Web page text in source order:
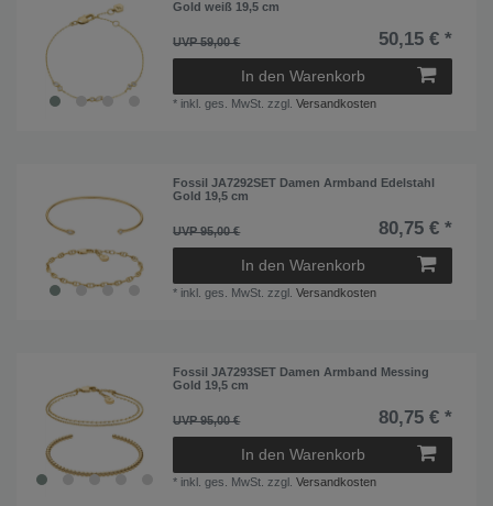
Gold weiß 19,5 cm
UVP 59,00 € 50,15 € *
In den Warenkorb
* inkl. ges. MwSt. zzgl.Versandkosten
Fossil JA7292SET Damen Armband Edelstahl
Gold 19,5 cm
UVP 95,00 € 80,75 € *
In den Warenkorb
* inkl. ges. MwSt. zzgl.Versandkosten
Fossil JA7293SET Damen Armband Messing
Gold 19,5 cm
UVP 95,00 € 80,75 € *
In den Warenkorb
* inkl. ges. MwSt. zzgl.Versandkosten